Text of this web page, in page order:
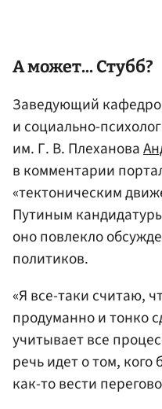
А может... Стубб?
Заведующий
и социально-
им. Г. В. Плеханова
в комментарии
«тектоническим
Путиным
оно повлекло
политиков.
«Я все-таки считаю,
продуманно и тонко
учитывает все
речь идет о том,
как-то вести